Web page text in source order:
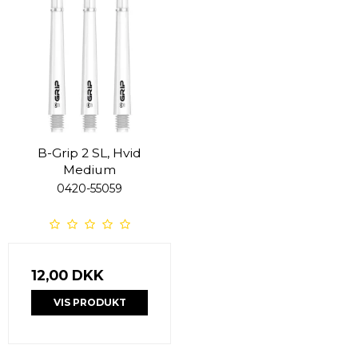
B-Grip 2 SL, Hvid
Medium
0420-55059
12,00 DKK
VIS PRODUKT